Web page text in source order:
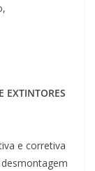
EXTINTORES
e corretiva